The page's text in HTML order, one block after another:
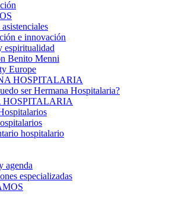
e innovación
espiritualidad
Benito Menni
Europe
HOSPITALARIA
ser Hermana Hospitalaria?
HOSPITALARIA
hospitalario
agenda
especializadas